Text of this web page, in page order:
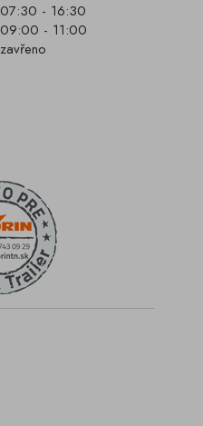
07:30 - 16:30
09:00 - 11:00
zavřeno